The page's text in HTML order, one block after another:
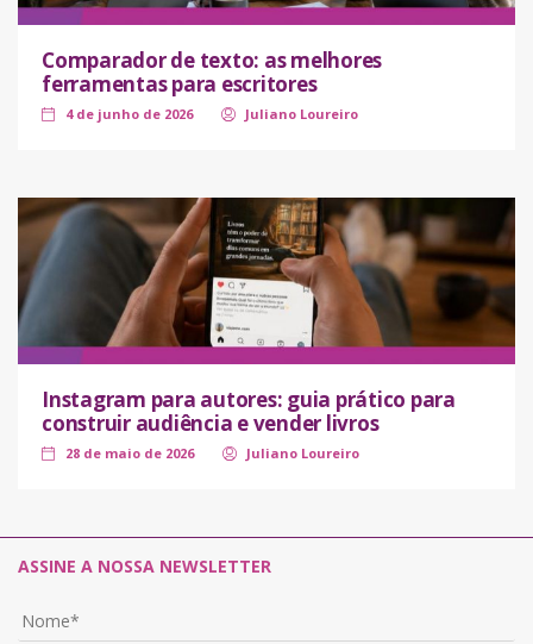
Comparador de texto: as melhores
ferramentas para escritores
4 de junho de 2026 Juliano Loureiro
Instagram para autores: guia prático para
construir audiência e vender livros
28 de maio de 2026 Juliano Loureiro
ASSINE A NOSSA NEWSLETTER